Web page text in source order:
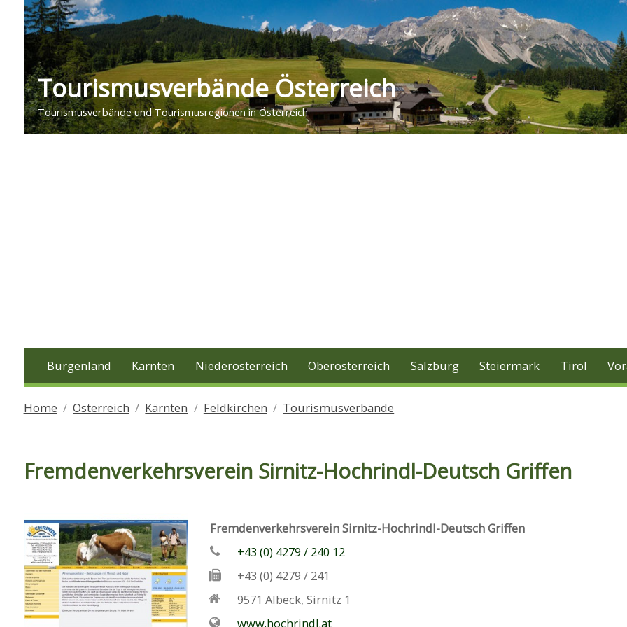
Tourismusverbände Österreich
Tourismusverbände und Tourismusregionen in Österreich
Burgenland Kärnten Niederösterreich Oberösterreich Salzburg Steiermark Tirol
Home Österreich Kärnten Feldkirchen Tourismusverbände
Fremdenverkehrsverein Sirnitz-Hochrindl-Deutsch Griffen
Fremdenverkehrsverein Sirnitz-Hochrindl-Deutsch Griffen
+43 (0) 4279 / 240 12
+43 (0) 4279 / 241
9571 Albeck,Sirnitz 1
www.hochrindl.at